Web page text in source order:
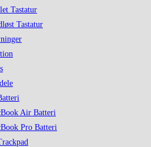
Tastatur
Tastatur
Air Batteri
Pro Batteri